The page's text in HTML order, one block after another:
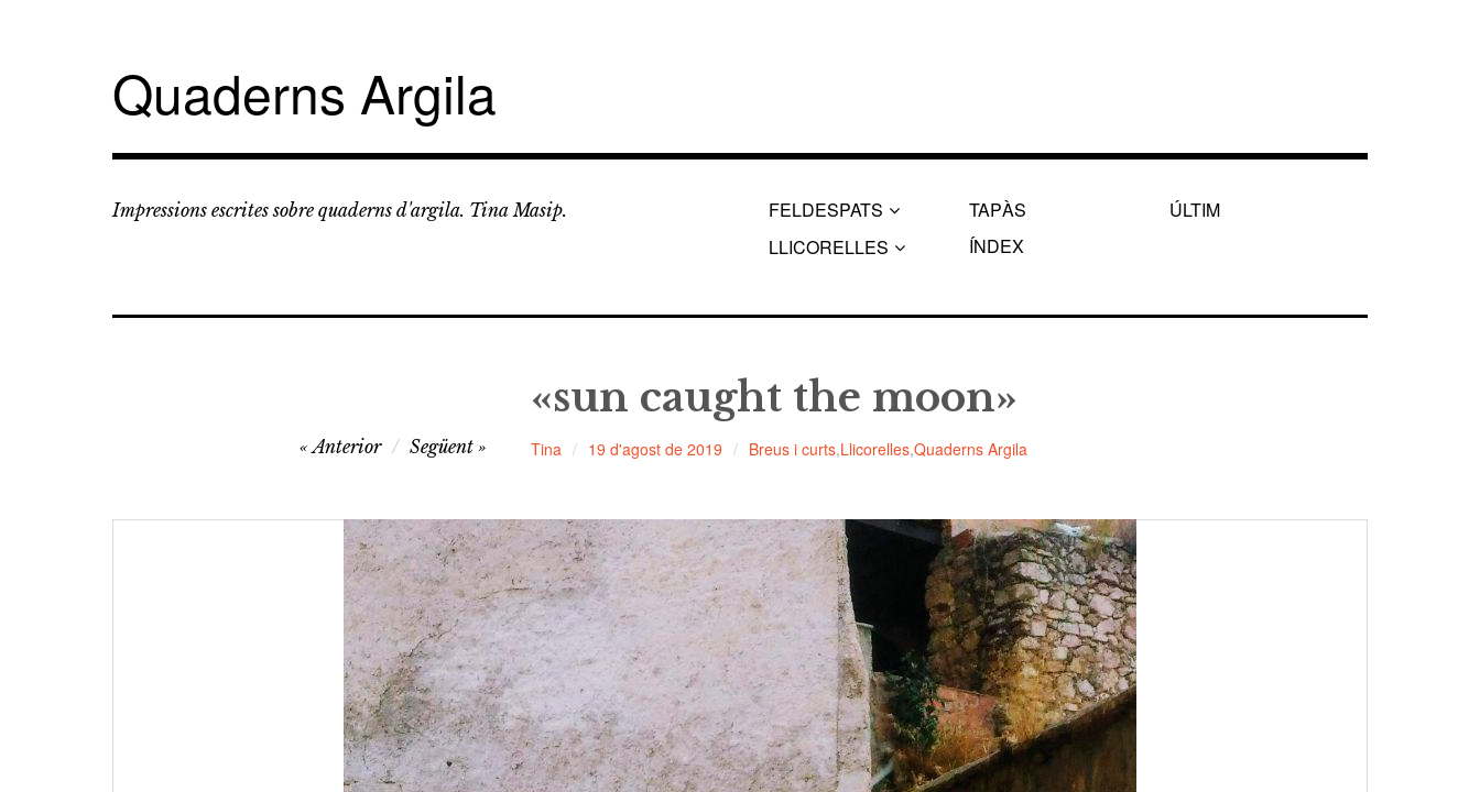
Quaderns Argila
Impressions escrites sobre quaderns d'argila. Tina Masip.
FELDESPATS
LLICORELLES
TAPÀS
ÍNDEX
ÚLTIM
«sun caught the moon»
Tina 19 d'agost de 2019 Breus i curts,Llicorelles,Quaderns Argila
Anterior Següent